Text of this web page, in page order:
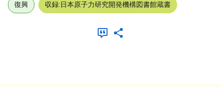
復興 収録:日本原子力研究開発機構図書館蔵書